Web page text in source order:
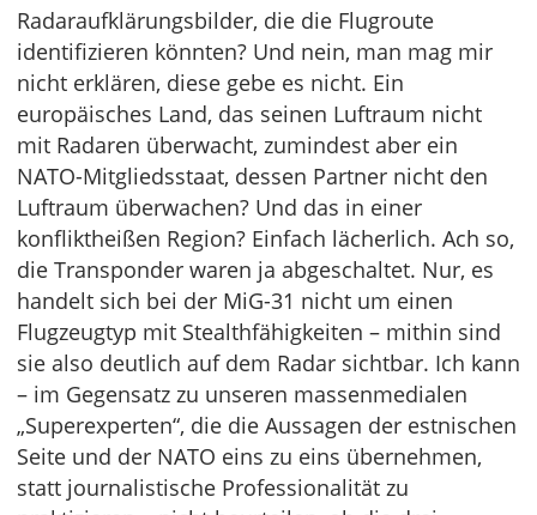
Radaraufklärungsbilder, die die Flugroute
identifizieren könnten? Und nein, man mag mir
nicht erklären, diese gebe es nicht. Ein
europäisches Land, das seinen Luftraum nicht
mit Radaren überwacht, zumindest aber ein
NATO-Mitgliedsstaat, dessen Partner nicht den
Luftraum überwachen? Und das in einer
konfliktheißen Region? Einfach lächerlich. Ach so,
die Transponder waren ja abgeschaltet. Nur, es
handelt sich bei der MiG-31 nicht um einen
Flugzeugtyp mit Stealthfähigkeiten – mithin sind
sie also deutlich auf dem Radar sichtbar. Ich kann
– im Gegensatz zu unseren massenmedialen
„Superexperten“, die die Aussagen der estnischen
Seite und der NATO eins zu eins übernehmen,
statt journalistische Professionalität zu